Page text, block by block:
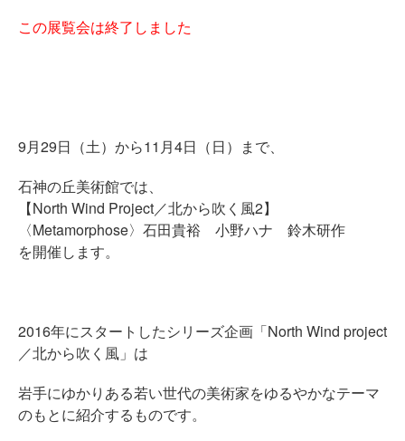
この展覧会は終了しました
9月29日（土）から11月4日（日）まで、
石神の丘美術館では、
【North Wind Project／北から吹く風2】
〈Metamorphose〉石田貴裕 小野ハナ 鈴木研作
を開催します。
2016年にスタートしたシリーズ企画「North Wind project
／北から吹く風」は
岩手にゆかりある若い世代の美術家をゆるやかなテーマ
のもとに紹介するものです。